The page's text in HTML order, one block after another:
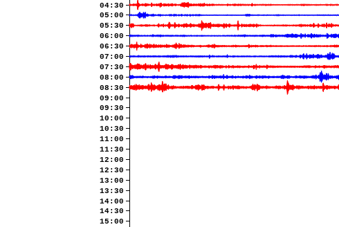
04:30
05:00
05:30
06:00
06:30
07:00
07:30
08:00
08:30
09:00
09:30
10:00
10:30
11:00
11:30
12:00
12:30
13:00
13:30
14:00
14:30
15:00